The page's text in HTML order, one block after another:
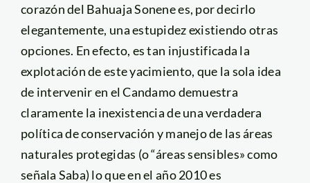
corazón del Bahuaja Sonene es, por decirlo
elegantemente, una estupidez existiendo otras
opciones. En efecto, es tan injustificada la
explotación de este yacimiento, que la sola idea
de intervenir en el Candamo demuestra
claramente la inexistencia de una verdadera
política de conservación y manejo de las áreas
naturales protegidas (o “áreas sensibles» como
señala Saba) lo que en el año 2010 es